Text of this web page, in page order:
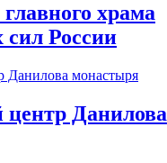
храма
России
Данилова